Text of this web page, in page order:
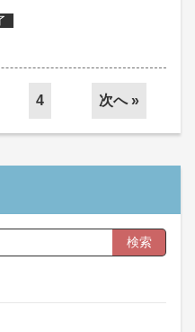
4 次へ »
検索